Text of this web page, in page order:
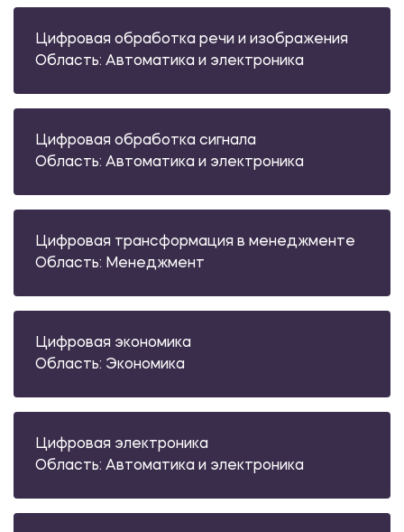
Цифровая обработка речи и изображения
Область: Автоматика и электроника
Цифровая обработка сигнала
Область: Автоматика и электроника
Цифровая трансформация в менеджменте
Область: Менеджмент
Цифровая экономика
Область: Экономика
Цифровая электроника
Область: Автоматика и электроника